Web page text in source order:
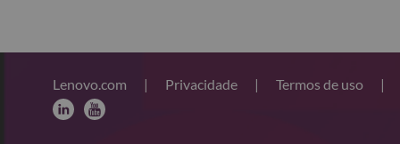
Lenovo.com | Privacidade | Termos de uso |